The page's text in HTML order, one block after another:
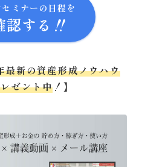
ミナーの日程を
認する‼
最新の資産形成ノウハウ
ゼント中 ！】